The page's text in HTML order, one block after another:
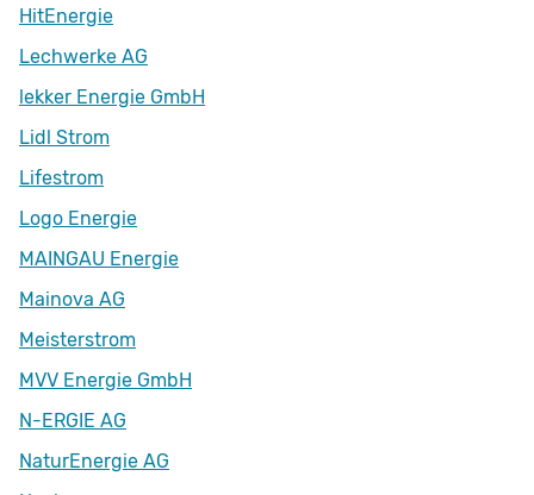
HitEnergie
Lechwerke AG
lekker Energie GmbH
Lidl Strom
Lifestrom
Logo Energie
MAINGAU Energie
Mainova AG
Meisterstrom
MVV Energie GmbH
N-ERGIE AG
NaturEnergie AG